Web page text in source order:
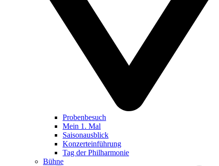
Probenbesuch
Mein 1. Mal
Saisonausblick
Konzerteinführung
Tag der Philharmonie
Bühne